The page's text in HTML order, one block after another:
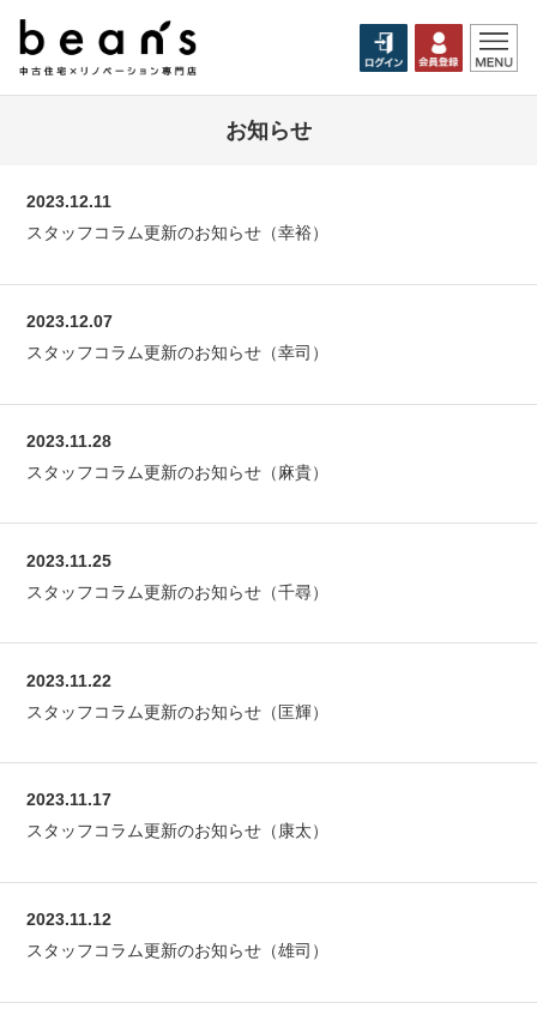
お知らせ
2023.12.11
スタッフコラム更新のお知らせ（幸裕）
2023.12.07
スタッフコラム更新のお知らせ（幸司）
2023.11.28
スタッフコラム更新のお知らせ（麻貴）
2023.11.25
スタッフコラム更新のお知らせ（千尋）
2023.11.22
スタッフコラム更新のお知らせ（匡輝）
2023.11.17
スタッフコラム更新のお知らせ（康太）
2023.11.12
スタッフコラム更新のお知らせ（雄司）